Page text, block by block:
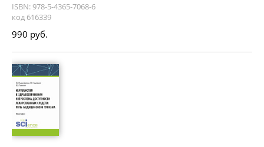
ISBN: 978-5-4365-7068-6
код 616339
990 руб.